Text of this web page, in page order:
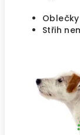
Střih